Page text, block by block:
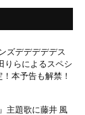
ズデデデデデス
りらによるスペシ
本予告も解禁！
主題歌に藤井 風